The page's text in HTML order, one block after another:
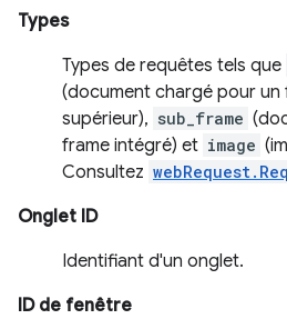
Types
Types de requêtes tels que
(document chargé pour un
supérieur), sub_frame
frame intégré) et image
Consultez
Onglet ID
Identifiant d'un onglet.
ID de fenêtre